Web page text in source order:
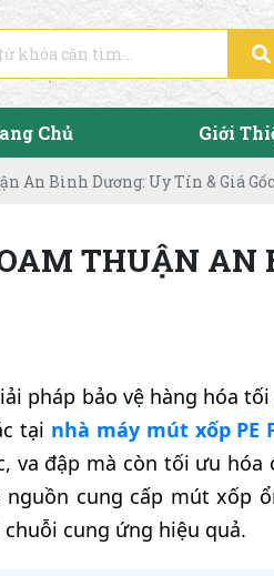
Chủ Giới
An Bình Dương: Uy Tín & Giá
THUẬN AN
pháp bảo vệ hàng hóa
tại nhà máy mút xốp PE
va đập mà còn tối ưu
nguồn cung cấp mút xốp
cung ứng hiệu quả.